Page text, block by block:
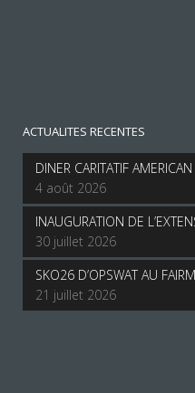
ACTUALITES RECENTES
DINER CARITATIF
4 août 2026
INAUGURATION DE
30 juillet 2026
SKO26 D’OPSWAT AU
21 juillet 2026